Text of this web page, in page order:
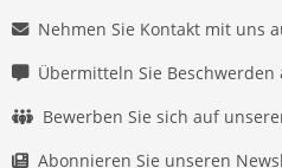
Nehmen Sie Kontakt mit uns
Übermitteln Sie Beschwerden
Bewerben Sie sich auf
Abonnieren Sie unseren